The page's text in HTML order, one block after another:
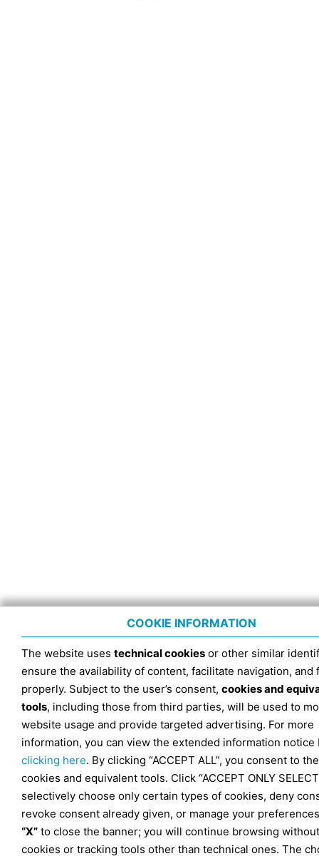
COOKIE INFORMATION
The website uses technical cookies or other similar
ensure the availability of content, facilitate navigation, and
properly. Subject to the user’s consent, cookies and
tools, including those from third parties, will be used to
website usage and provide targeted advertising. For more
information, you can view the extended information notice
clicking here. By clicking “ACCEPT ALL”, you consent to
cookies and equivalent tools. Click “ACCEPT ONLY
selectively choose only certain types of cookies, deny
revoke consent already given, or manage your
“X” to close the banner; you will continue browsing without
cookies or tracking tools other than technical ones. The